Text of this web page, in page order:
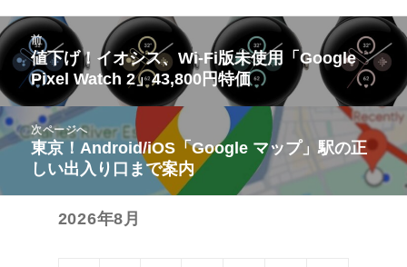
投
稿
ビ
ゲ
前
前
の
投
稿:
値下げ！イオシス、Wi-Fi版未使用「Google
Pixel Watch 2」43,800円特価
次ページへ
次
の
投
東京！Android/iOS「Google マップ」駅の正
しい出入り口まで案内
2026年8月